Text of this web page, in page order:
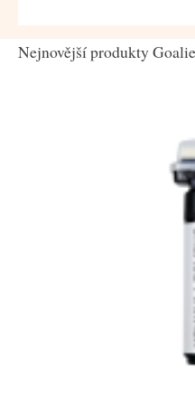
Nejnovější produkty